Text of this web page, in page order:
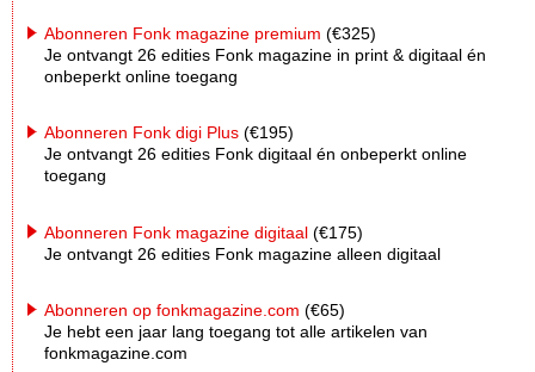
Abonneren Fonk magazine premium (€325)
Je ontvangt 26 edities Fonk magazine in print & digitaal én
onbeperkt online toegang
Abonneren Fonk digi Plus (€195)
Je ontvangt 26 edities Fonk digitaal én onbeperkt online
toegang
Abonneren Fonk magazine digitaal (€175)
Je ontvangt 26 edities Fonk magazine alleen digitaal
Abonneren op fonkmagazine.com (€65)
Je hebt een jaar lang toegang tot alle artikelen van
fonkmagazine.com